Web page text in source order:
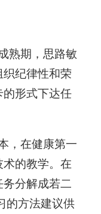
熟期，思路敏
纪律性和荣
形式下达任
，在健康第一
的教学。在
分解成若二
的方法建议供